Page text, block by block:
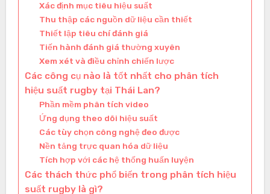
Xác định mục tiêu hiệu suất
Thu thập các nguồn dữ liệu cần thiết
Thiết lập tiêu chí đánh giá
Tiến hành đánh giá thường xuyên
Xem xét và điều chỉnh chiến lược
Các công cụ nào là tốt nhất cho phân tích
hiệu suất rugby tại Thái Lan?
Phần mềm phân tích video
Ứng dụng theo dõi hiệu suất
Các tùy chọn công nghệ đeo được
Nền tảng trực quan hóa dữ liệu
Tích hợp với các hệ thống huấn luyện
Các thách thức phổ biến trong phân tích hiệu
suất rugby là gì?